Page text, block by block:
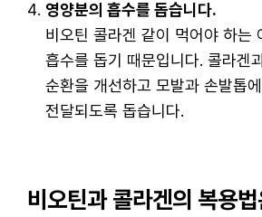
영양분의 흡수를 돕습니다.
비오틴 콜라겐 같이 먹어야 하는
흡수를 돕기 때문입니다. 콜라겐
순환을 개선하고 모발과 손발톱
전달되도록 돕습니다.
비오틴과 콜라겐의 복용